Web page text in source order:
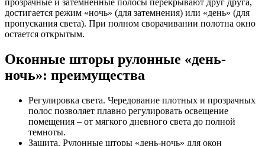
достигается режим «ночь» (для затемнения) или «день» (для
пропускания света). При полном сворачивании полотна окно
остается открытым.
Оконные шторы рулонные «день-
ночь»: преимущества
Регулировка света. Чередование плотных и прозрачных
полос позволяет плавно регулировать освещение
помещения – от мягкого дневного света до полной
темноты.
Защита. Рулонные шторы «день-ночь» для окон